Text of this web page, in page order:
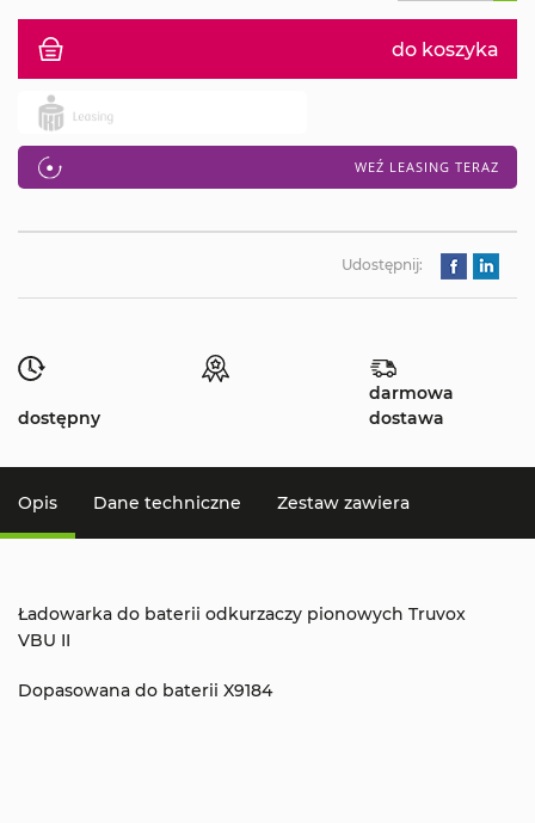
do koszyka
WEŹ LEASING TERAZ
Udostępnij:
dostępny
darmowa
dostawa
Opis Dane techniczne Zestaw zawiera
Ładowarka do baterii odkurzaczy pionowych Truvox
VBU II
Dopasowana do baterii X9184